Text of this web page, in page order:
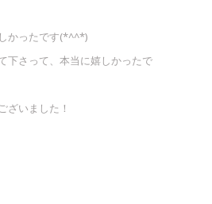
かったです(*^^*)
下さって、本当に嬉しかったで
ざいました！